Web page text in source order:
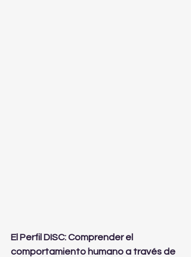
El Perfil DISC: Comprender el
comportamiento humano a través de